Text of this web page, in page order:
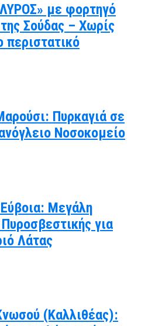
με φορτηγό
Σούδας – Χωρίς
περιστατικό
Πυρκαγιά σε
Νοσοκομείο
Μεγάλη
για
Λάτας
(Καλλιθέας):